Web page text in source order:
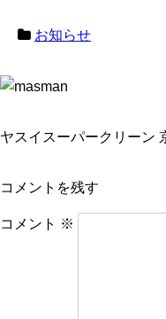
お知らせ
ヤスイスーパークリーン
コメントを残す
コメント ※